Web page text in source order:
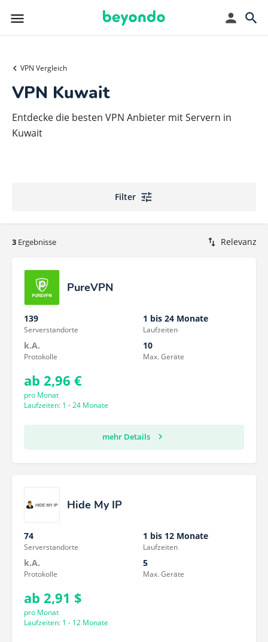
VPN Vergleich
VPN Kuwait
Entdecke die besten VPN Anbieter mit Servern in
Kuwait
Filter
3 Ergebnisse Relevanz
PureVPN
139
Serverstandorte
1 bis 24 Monate
Laufzeiten
k.A.
Protokolle
10
Max. Geräte
ab 2,96 €
pro Monat
Laufzeiten: 1 - 24 Monate
mehr Details
Hide My IP
74
Serverstandorte
1 bis 12 Monate
Laufzeiten
k.A.
Protokolle
5
Max. Geräte
ab 2,91 $
pro Monat
Laufzeiten: 1 - 12 Monate